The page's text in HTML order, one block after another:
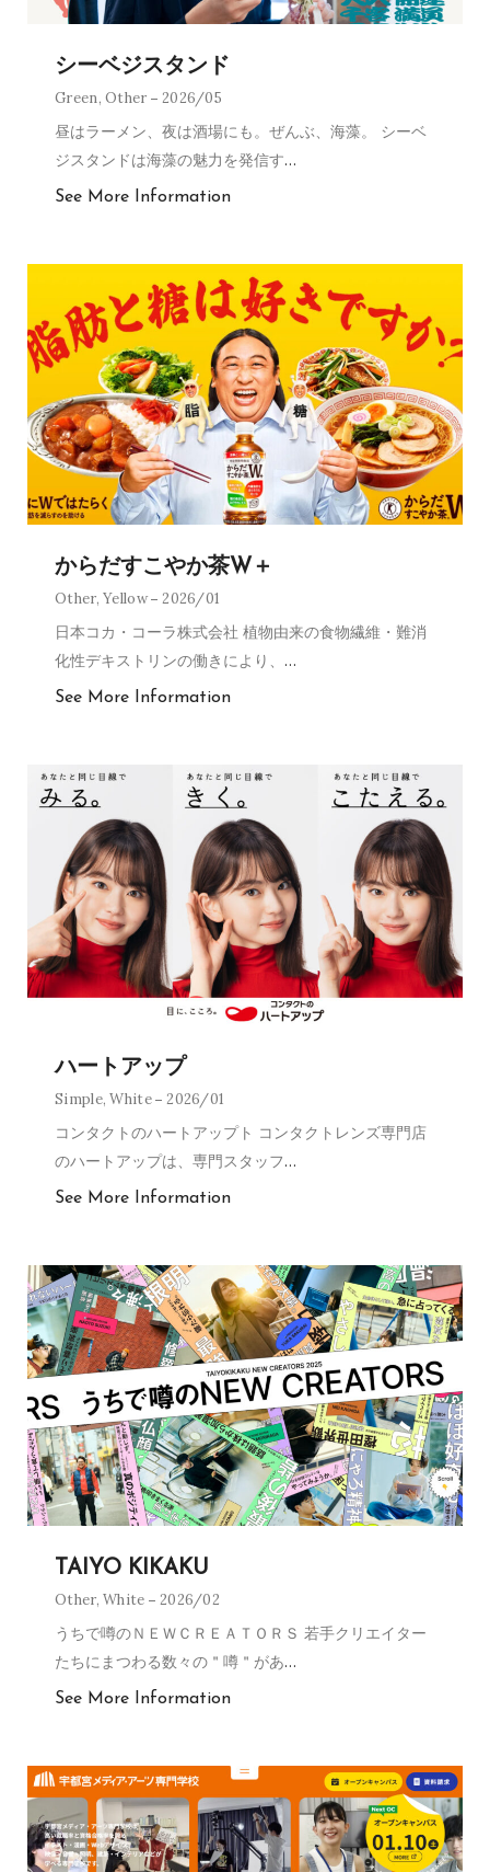
シーベジスタンド
Green,Other 2026/05
昼はラーメン、夜は酒場にも。ぜんぶ、海藻。 シーベ
ジスタンドは海藻の魅力を発信す…
See More Information
からだすこやか茶W＋
Other,Yellow 2026/01
日本コカ・コーラ株式会社 植物由来の食物繊維・難消
化性デキストリンの働きにより、 …
See More Information
ハートアップ
Simple,White 2026/01
コンタクトのハートアップト コンタクトレンズ専門店
のハートアップは、専門スタッフ…
See More Information
TAIYO KIKAKU
Other,White 2026/02
うちで噂のＮＥＷＣＲＥＡＴＯＲＳ 若手クリエイター
たちにまつわる数々の＂噂＂があ…
See More Information